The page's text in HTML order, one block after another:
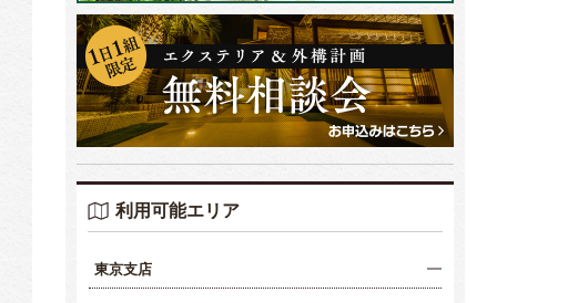
利用可能エリア
東京支店